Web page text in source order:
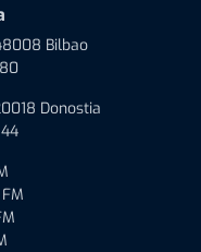
Bilbao
Donostia